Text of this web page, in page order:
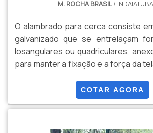
M. ROCHA BRASIL/
O alambrado para cerca consiste
galvanizado que se entrelaçam
losangulares ou quadriculares,
para manter a fixação e a força da
proteger propriedades privadas
possíveis invasões. O produto
tempo de vida útil.O alambrado pode
COTAR AGORA